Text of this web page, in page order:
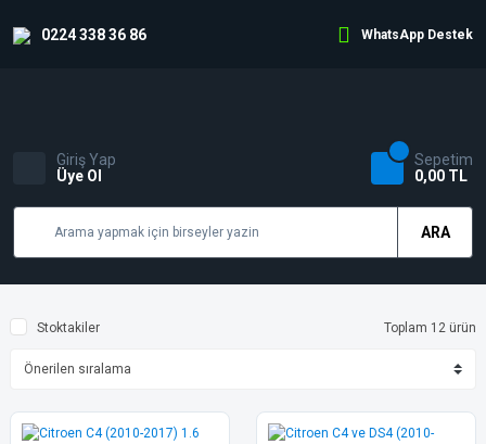
0224 338 36 86 WhatsApp Destek
ARA
Giriş Yap
Üye Ol
Sepetim
0,00 TL
Stoktakiler Toplam 12 ürün